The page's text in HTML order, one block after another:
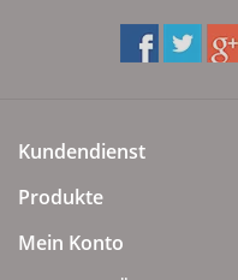
Kundendienst
Produkte
Mein Konto